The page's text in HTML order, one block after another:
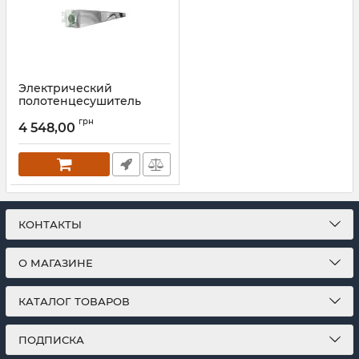
Электрический
полотенцесушитель
30х630/85
Артикул:2.13.046003.0
4 548,00 грн
КОНТАКТЫ
О МАГАЗИНЕ
КАТАЛОГ ТОВАРОВ
ПОДПИСКА